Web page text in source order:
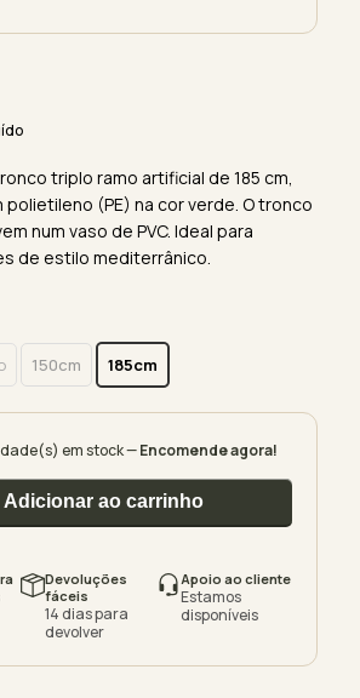
triplo ramo artificial de 185 cm,
(PE) na cor verde. O tronco
num vaso de PVC. Ideal para
de estilo mediterrânico.
150cm 185cm
em stock —Encomende agora!
Adicionar ao carrinho
Devoluções
fáceis
14 dias para
devolver
Apoio ao cliente
Estamos
disponíveis